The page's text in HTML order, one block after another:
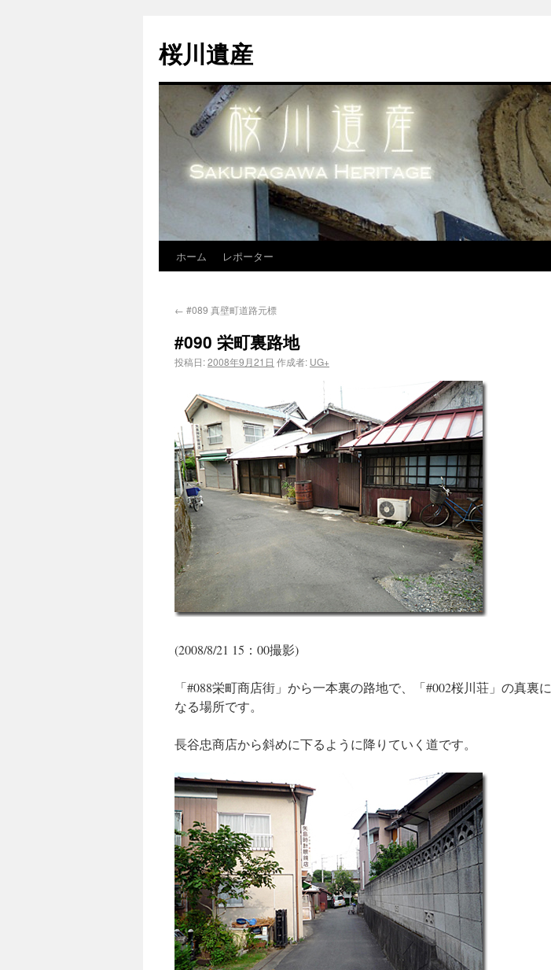
桜川遺産
ホーム レポーター
← #089 真壁町道路元標
#090 栄町裏路地
投稿日:2008年9月21日 作成者: UG+
(2008/8/21 15：00撮影)
「#088栄町商店街」から一本裏の路地で、「#002桜川荘」の真裏に
なる場所です。
長谷忠商店から斜めに下るように降りていく道です。